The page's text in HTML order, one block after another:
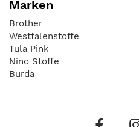
Marken
Brother
Westfalenstoffe
Tula Pink
Nino Stoffe
Burda